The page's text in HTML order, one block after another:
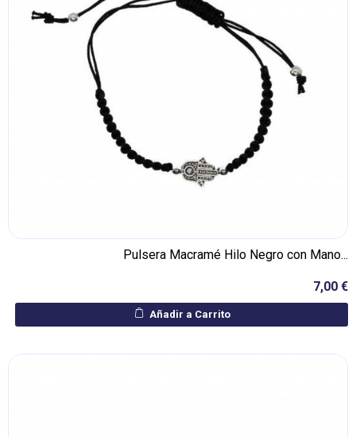
Pulsera Macramé Hilo Negro con Mano...
7,00 €
Añadir a Carrito